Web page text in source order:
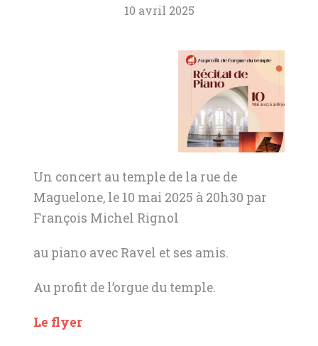
10 avril 2025
Un concert au temple de la rue de
Maguelone, le 10 mai 2025 à 20h30 par
François Michel Rignol
au piano avec Ravel et ses amis.
Au profit de l’orgue du temple.
Le flyer